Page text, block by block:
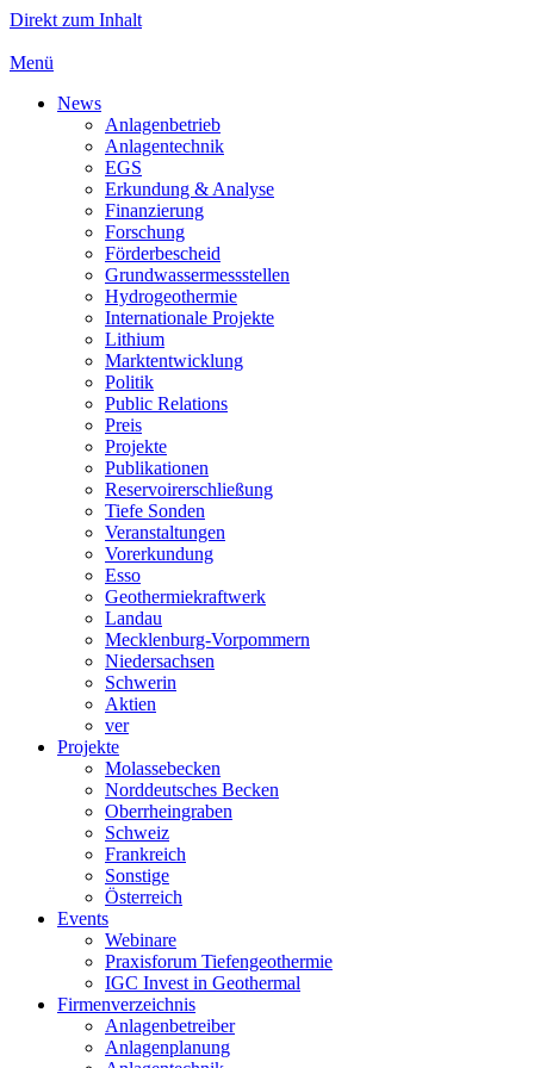
Direkt zum Inhalt
Menü
News
Anlagenbetrieb
Anlagentechnik
EGS
Erkundung & Analyse
Finanzierung
Forschung
Förderbescheid
Grundwassermessstellen
Hydrogeothermie
Internationale Projekte
Lithium
Marktentwicklung
Politik
Public Relations
Preis
Projekte
Publikationen
Reservoirerschließung
Tiefe Sonden
Veranstaltungen
Vorerkundung
Esso
Geothermiekraftwerk
Landau
Mecklenburg-Vorpommern
Niedersachsen
Schwerin
Aktien
ver
Projekte
Molassebecken
Norddeutsches Becken
Oberrheingraben
Schweiz
Frankreich
Sonstige
Österreich
Events
Webinare
Praxisforum Tiefengeothermie
IGC Invest in Geothermal
Firmenverzeichnis
Anlagenbetreiber
Anlagenplanung